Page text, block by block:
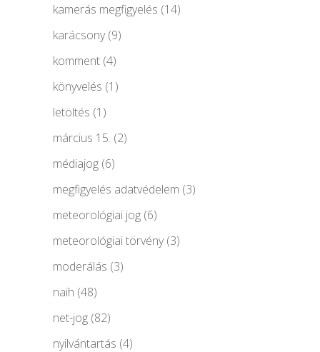
kamerás megfigyelés (14)
karácsony(9)
komment (4)
könyvelés (1)
letöltés (1)
március 15. (2)
médiajog (6)
megfigyelés adatvédelem (3)
meteorológiai jog (6)
meteorológiai törvény(3)
moderálás (3)
naih (48)
net-jog (82)
nyilvántartás (4)